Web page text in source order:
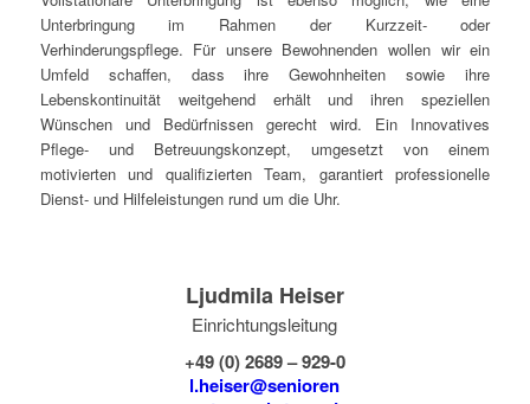
Unterbringung im Rahmen der Kurzzeit- oder
Verhinderungspflege. Für unsere Bewohnenden wollen wir ein
Umfeld schaffen, dass ihre Gewohnheiten sowie ihre
Lebenskontinuität weitgehend erhält und ihren speziellen
Wünschen und Bedürfnissen gerecht wird. Ein Innovatives
Pflege- und Betreuungskonzept, umgesetzt von einem
motivierten und qualifizierten Team, garantiert professionelle
Dienst- und Hilfeleistungen rund um die Uhr.
Ljudmila Heiser
Einrichtungsleitung
+49 (0) 2689 – 929-0
l.heiser@senioren